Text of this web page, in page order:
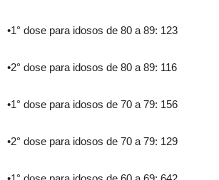
•1° dose para idosos de 80 a 89: 123
•2° dose para idosos de 80 a 89: 116
•1° dose para idosos de 70 a 79: 156
•2° dose para idosos de 70 a 79: 129